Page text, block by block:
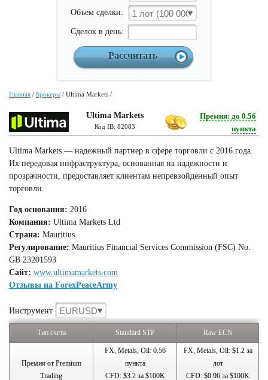
Объем сделки: 1 лот (100 000 ед)
Cделок в день:
Главная / Брокеры / Ultima Markets /
Ultima Markets
Код IB: 82083
Премия: до 0.56
пункта
Ultima Markets — надежный партнер в сфере торговли с 2016 года.
Их передовая инфраструктура, основанная на надежности и
прозрачности, предоставляет клиентам непревзойденный опыт
торговли.
Год основания: 2016
Компания: Ultima Markets Ltd
Страна: Mauritius
Регулирование: Mauritius Financial Services Commission (FSC) No.
GB 23201593
Сайт: www.ultimamarkets.com
Отзывы на ForexPeaceArmy
Инструмент EURUSD
Тип счета Standard STP Raw ECN
Премия от Premium
Trading
FX, Metals, Oil: 0.56
пункта
CFD: $3.2 за $100K
FX, Metals, Oil: $1.2 за
лот
CFD: $0.96 за $100K